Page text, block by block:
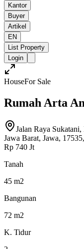
Kantor
Buyer
Artikel
EN
List Property
Login
HouseFor Sale
Rumah Arta
Jalan Raya
Jawa Barat, Jawa,
Rp 740 Jt
Tanah
45 m2
Bangunan
72 m2
K. Tidur